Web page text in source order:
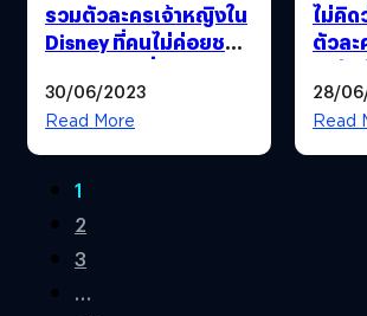
รวมตัวละครเจ้าหญิงใน
Disney ที่คนไม่ค่อยชอบ
30/06/2023
Read More
ไม่คิด
ตัวละ
กะทั
อ่านค
28/
Read
1
2
3
…